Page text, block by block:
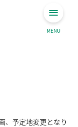
MENU
、予定地変更となり